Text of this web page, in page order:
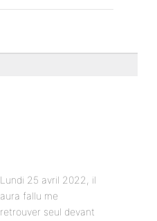
Lundi 25 avril 2022, il
aura fallu me
retrouver seul devant